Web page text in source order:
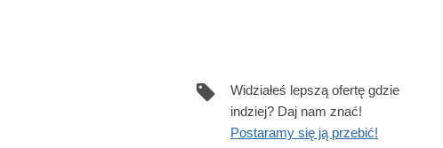
Widziałeś lepszą ofertę gdzie
indziej? Daj nam znać!
Postaramy się ją przebić!